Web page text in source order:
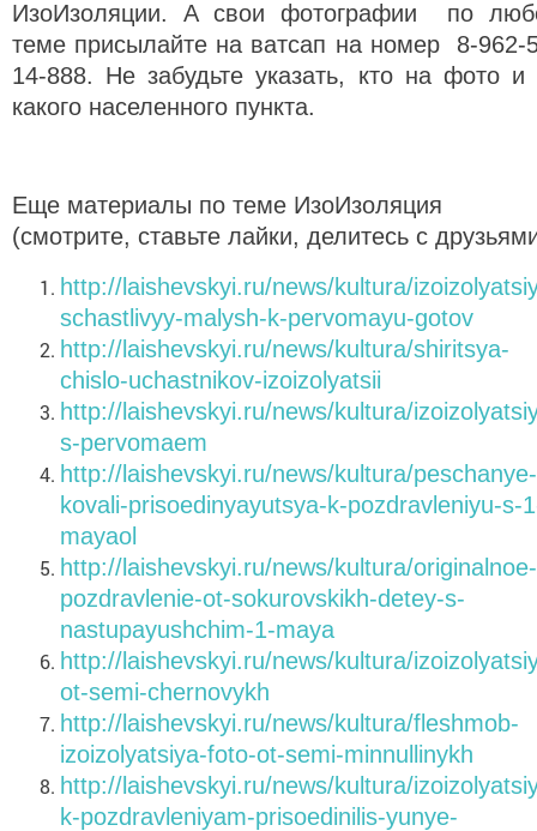
ИзоИзоляции. А свои фотографии по
теме присылайте на ватсап на номер 8-962-
14-888. Не забудьте указать, кто на фото и
какого населенного пункта.
Еще материалы по теме ИзоИзоляция
(смотрите, ставьте лайки, делитесь с
http://laishevskyi.ru/news/kultura/
schastlivyy-malysh-k-pervomayu-gotov
http://laishevskyi.ru/news/kultura/shiritsya-
chislo-uchastnikov-izoizolyatsii
http://laishevskyi.ru/news/kultura/
s-pervomaem
http://laishevskyi.ru/news/kultura/peschanye-
kovali-prisoedinyayutsya-k-pozdravleniyu-s-
mayaol
http://laishevskyi.ru/news/kultura/originalnoe-
pozdravlenie-ot-sokurovskikh-detey-s-
nastupayushchim-1-maya
http://laishevskyi.ru/news/kultura/
ot-semi-chernovykh
http://laishevskyi.ru/news/kultura/fleshmob-
izoizolyatsiya-foto-ot-semi-minnullinykh
http://laishevskyi.ru/news/kultura/
k-pozdravleniyam-prisoedinilis-yunye-